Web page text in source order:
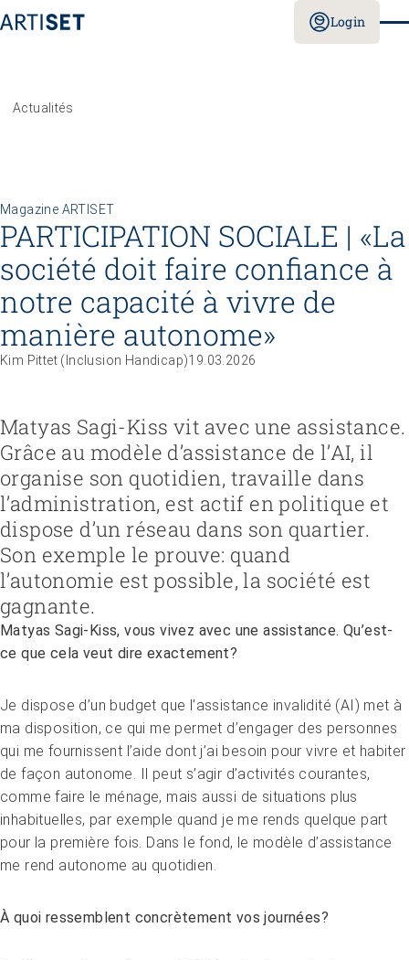
Login
Recruter et diriger du personnel
Organiser le travail et construire la culture d’entreprise
Gérer l'entreprise et appliquer la loi
Garantir la sécurité
Régler le financement
Développer des offres
Promouvoir des offres
Promouvoir la durabilité
Organiser des achats
Favoriser l'intégration professionnelle
Travailler avec les proches
Accompagner la fin de vie
Organiser les transitions
Renforcer l’autodétermination
Aborder les questions de santé
Protéger l'intégrité
Accompagner en cas de démence
Promouvoir la santé mentale
Fédération
Équipe
Travailler chez ARTISET
Affiliation
Vision, mission, valeurs
Politiques publiques & Prises de position
Travail en réseaux
Projets
Actualités
Magazine ARTISET
PARTICIPATION SOCIALE | «La
société doit faire confiance à
notre ­capacité à vivre de
manière autonome»
Kim Pittet (Inclusion Handicap)19.03.2026
Matyas Sagi-Kiss vit avec une assistance.
Grâce au modèle d’assistance de l’AI, il
organise son quotidien, travaille dans
l’administration, est actif en politique et
dispose d’un réseau dans son quartier.
Son exemple le prouve: quand
l’autonomie est possible, la société est
gagnante.
Matyas Sagi-Kiss, vous vivez avec une assistance. Qu’est-
ce que cela veut dire exactement?
Je dispose d’un budget que l’assistance invalidité (AI) met à
ma disposition, ce qui me permet d’engager des personnes
qui me fournissent l’aide dont j’ai besoin pour vivre et habiter
de façon autonome. Il peut s’agir d’activités courantes,
comme faire le ménage, mais aussi de situations plus
inhabituelles, par exemple quand je me rends quelque part
pour la première fois. Dans le fond, le modèle d’assistance
me rend autonome au quotidien.
À quoi ressemblent concrètement vos journées?